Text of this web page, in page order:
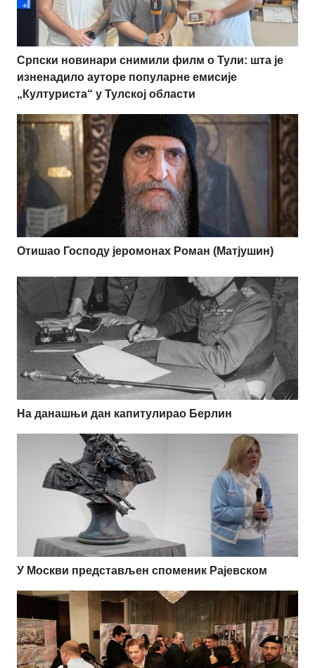
Српски новинари снимили филм о Тули: шта је
изненадило ауторе популарне емисије
„Културиста“ у Тулској области
Отишао Господу јеромонах Роман (Матјушин)
На данашњи дан капитулирао Берлин
У Москви представљен споменик Рајевском